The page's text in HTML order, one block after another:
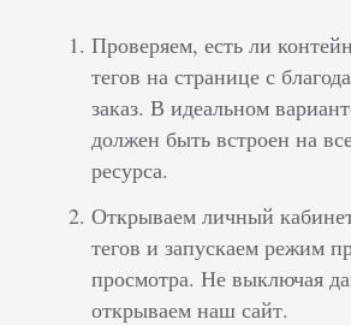
Проверяем, есть ли
тегов на странице с
заказ. В идеальном
должен быть встроен на
ресурса.
Открываем личный
тегов и запускаем режим
просмотра. Не выключая
открываем наш сайт.